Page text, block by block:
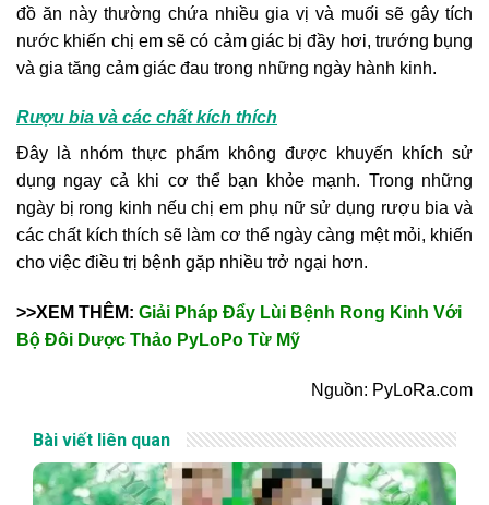
đồ ăn này thường chứa nhiều gia vị và muối sẽ gây tích
nước khiến chị em sẽ có cảm giác bị đầy hơi, trướng bụng
và gia tăng cảm giác đau trong những ngày hành kinh.
Rượu bia và các chất kích thích
Đây là nhóm thực phẩm không được khuyến khích sử
dụng ngay cả khi cơ thể bạn khỏe mạnh. Trong những
ngày bị rong kinh nếu chị em phụ nữ sử dụng rượu bia và
các chất kích thích sẽ làm cơ thể ngày càng mệt mỏi, khiến
cho việc điều trị bệnh gặp nhiều trở ngại hơn.
>>XEM THÊM: Giải Pháp Đẩy Lùi Bệnh Rong Kinh Với
Bộ Đôi Dược Thảo PyLoPo Từ Mỹ
Nguồn: PyLoRa.com
Bài viết liên quan